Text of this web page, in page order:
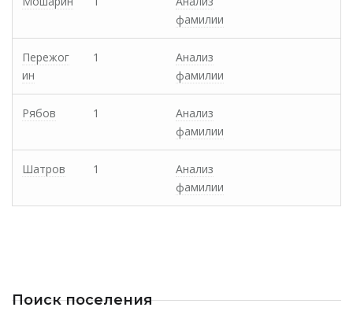
фамилии
Пережог
ин
1
Анализ
фамилии
Рябов 1
Анализ
фамилии
Шатров 1
Анализ
фамилии
Поиск поселения